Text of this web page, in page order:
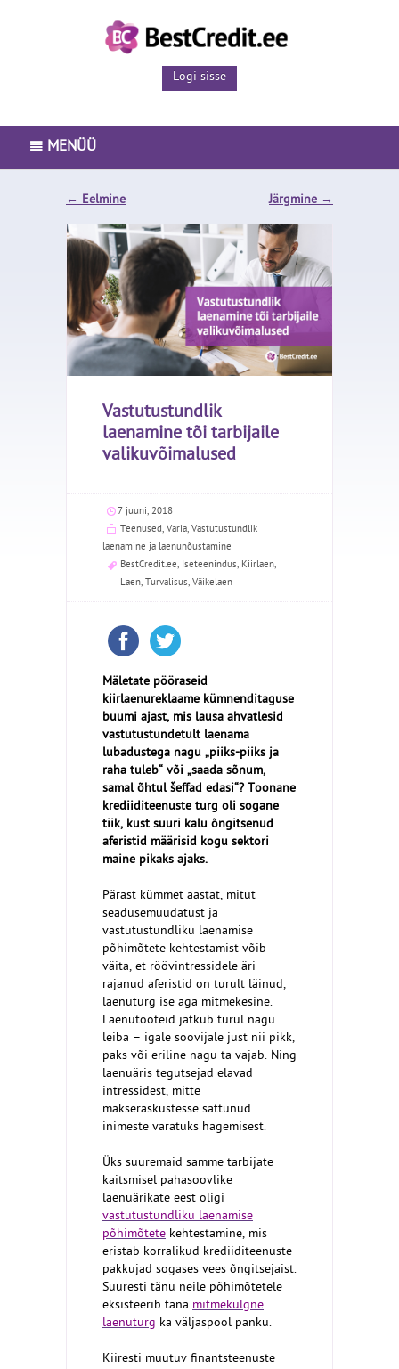
Logi sisse
MENÜÜ
PEAMENÜÜ
LAENUTOOTED
ISETEENINDUS
ETTEVÕTTEST
BLOGI
←Eelmine Järgmine→
Vastutustundlik
laenamine tõi tarbijaile
valikuvõimalused
7 juuni, 2018
Teenused, Varia, Vastutustundlik
laenamine ja laenunõustamine
BestCredit.ee, Iseteenindus, Kiirlaen,
Laen, Turvalisus, Väikelaen
Mäletate pööraseid
kiirlaenureklaame kümnenditaguse
buumi ajast, mis lausa ahvatlesid
vastutustundetult laenama
lubadustega nagu „piiks-piiks ja
raha tuleb“ või „saada sõnum,
samal õhtul šeffad edasi“? Toonane
krediiditeenuste turg oli sogane
tiik, kust suuri kalu õngitsenud
aferistid määrisid kogu sektori
maine pikaks ajaks.
Pärast kümmet aastat, mitut
seadusemuudatust ja
vastutustundliku laenamise
põhimõtete kehtestamist võib
väita, et röövintressidele äri
rajanud aferistid on turult läinud,
laenuturg ise aga mitmekesine.
Laenutooteid jätkub turul nagu
leiba – igale soovijale just nii pikk,
paks või eriline nagu ta vajab. Ning
laenuäris tegutsejad elavad
intressidest, mitte
makseraskustesse sattunud
inimeste varatuks hagemisest.
Üks suuremaid samme tarbijate
kaitsmisel pahasoovlike
laenuärikate eest oligi
vastutustundliku laenamise
põhimõtete kehtestamine, mis
eristab korralikud krediiditeenuste
pakkujad sogases vees õngitsejaist.
Suuresti tänu neile põhimõtetele
eksisteerib täna mitmekülgne
laenuturg ka väljaspool panku.
Kiiresti muutuv finantsteenuste